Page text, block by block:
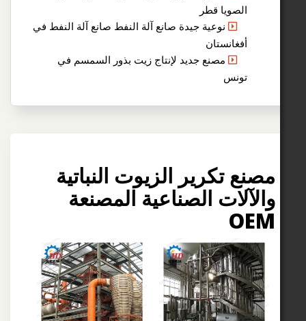
نوعية جيدة صانع آلة النفط صانع آلة النفط في
مصنع جديد لإنتاج زيت بذور السمسم في
تكرير الزيوت النباتية
الصناعية المصنعة